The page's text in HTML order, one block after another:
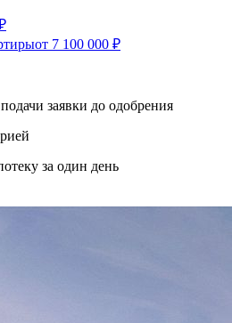
от 7 100 000 ₽
заявки до одобрения
за один день